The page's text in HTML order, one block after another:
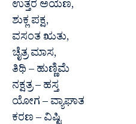
ಉತ್ತರ ಅಯಣ,
ಶುಕ್ಲ ಪಕ್ಷ,
ವಸಂತ ಋತು,
ಚೈತ್ರ ಮಾಸ,
ತಿಥಿ – ಹುಣ್ಣಿಮೆ
ನಕ್ಷತ್ರ – ಹಸ್ತ
ಯೋಗ – ವ್ಯಾಘಾತ
ಕರಣ – ವಿಷ್ಟಿ